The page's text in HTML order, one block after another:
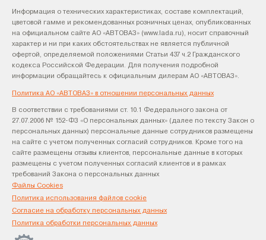
Информация о технических характеристиках, составе комплектаций,
цветовой гамме и рекомендованных розничных ценах, опубликованных
на официальном сайте АО «АВТОВАЗ» (www.lada.ru), носит справочный
характер и ни при каких обстоятельствах не является публичной
офертой, определяемой положениями Статьи 437 ч.2 Гражданского
кодекса Российской Федерации. Для получения подробной
информации обращайтесь к официальным дилерам АО «АВТОВАЗ».
Политика АО «АВТОВАЗ» в отношении персональных данных
В соответствии с требованиями ст. 10.1 Федерального закона от
27.07.2006 № 152-ФЗ «О персональных данных» (далее по тексту Закон о
персональных данных) персональные данные сотрудников размещены
на сайте с учетом полученных согласий сотрудников. Кроме того на
сайте размещены отзывы клиентов, персональные данные в которых
размещены с учетом полученных согласий клиентов и в рамках
требований Закона о персональных данных
Файлы Cookies
Политика использования файлов cookie
Согласие на обработку персональных данных
Политика обработки персональных данных